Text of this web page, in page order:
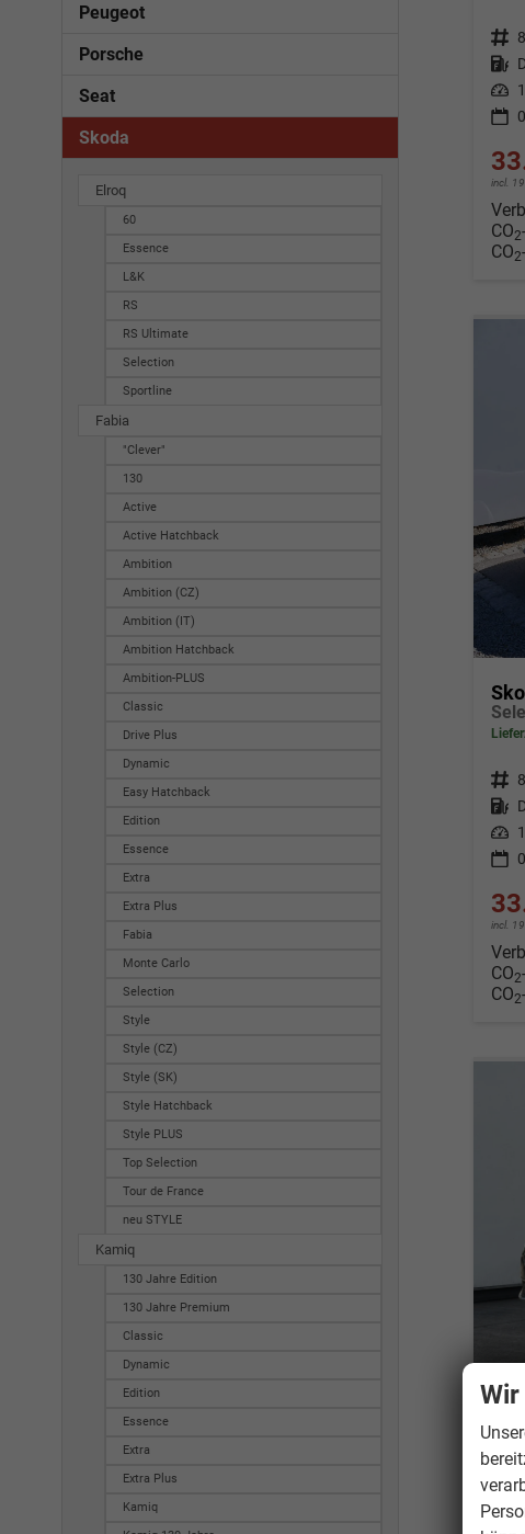
Fahrzeugnr.
Kraftstoff
Leistung
incl.
CO2
CO2
Fahrzeugnr.
Kraftstoff
Leistung
incl.
CO2
CO2
Fahrzeugnr.
Peugeot
Porsche
Seat
Skoda
Elroq
60
Essence
L&K
RS
RS Ultimate
Selection
Sportline
Fabia
"Clever"
130
Active
Active Hatchback
Ambition
Ambition (CZ)
Ambition (IT)
Ambition Hatchback
Ambition-PLUS
Classic
Drive Plus
Dynamic
Easy Hatchback
Edition
Essence
Extra
Extra Plus
Fabia
Monte Carlo
Selection
Style
Style (CZ)
Style (SK)
Style Hatchback
Style PLUS
Top Selection
Tour de France
neu STYLE
Kamiq
130 Jahre Edition
130 Jahre Premium
Classic
Dynamic
Edition
Essence
Extra
Extra Plus
Kamiq